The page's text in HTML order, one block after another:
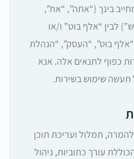
בינך (“אתה”, “את”,
לבין “אלף בוט” ו/או
בוט”, “העסק”, “הנהלת
כפוף לתנאים אלה. אנא
תעשה שימוש בשירות.
– פלטפורמת SaaS להמרה, תמלול ועריכת תוכן
עורך כתוביות, ניהול